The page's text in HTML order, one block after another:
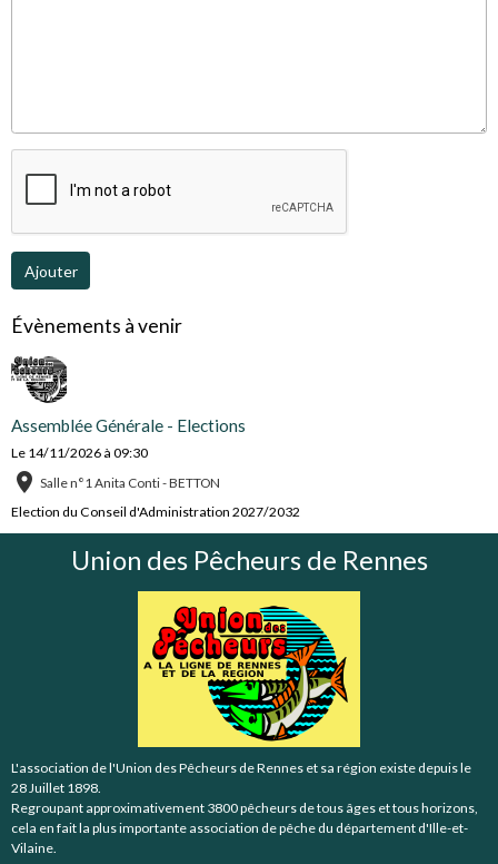
Ajouter
Évènements à venir
Assemblée Générale - Elections
Le 14/11/2026 à 09:30
Salle n°1 Anita Conti - BETTON
Election du Conseil d'Administration 2027/2032
Union des Pêcheurs de Rennes
L'association de l'Union des Pêcheurs de Rennes et sa région existe depuis le
28 Juillet 1898.
Regroupant approximativement 3800 pêcheurs de tous âges et tous horizons,
cela en fait la plus importante association de pêche du département d'Ille-et-
Vilaine.